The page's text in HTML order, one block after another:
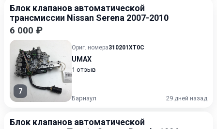
Блок клапанов автоматической
трансмиссии Nissan Serena 2007-2010
6 000 ₽
7
Ориг. номера310201XT0C
UMAX
1 отзыв
Барнаул 29 дней назад
Блок клапанов автоматической